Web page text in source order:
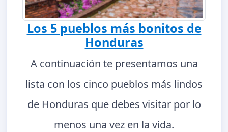
Los 5 pueblos más bonitos de
Honduras
A continuación te presentamos una
lista con los cinco pueblos más lindos
de Honduras que debes visitar por lo
menos una vez en la vida.